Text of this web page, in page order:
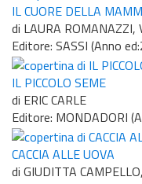
IL CUORE DELLA
di LAURA
Editore: SASSI (Anno
IL PICCOLO SEME
di ERIC CARLE
Editore: MONDADORI
CACCIA ALLE UOVA
di GIUDITTA